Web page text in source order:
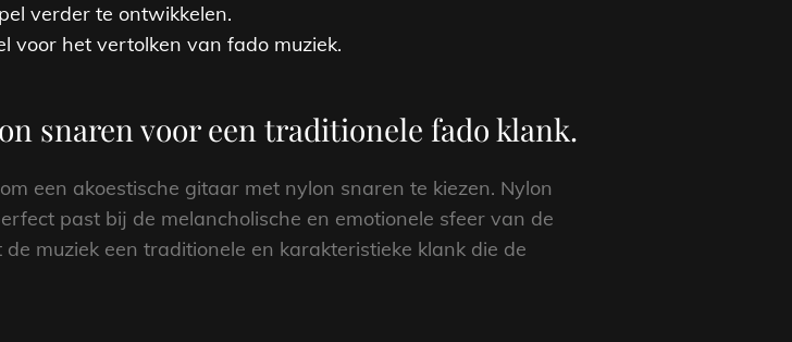
verder te ontwikkelen.
voor het vertolken van fado muziek.
snaren voor een traditionele fado klank.
een akoestische gitaar met nylon snaren te kiezen. Nylon
past bij de melancholische en emotionele sfeer van de
muziek een traditionele en karakteristieke klank die de